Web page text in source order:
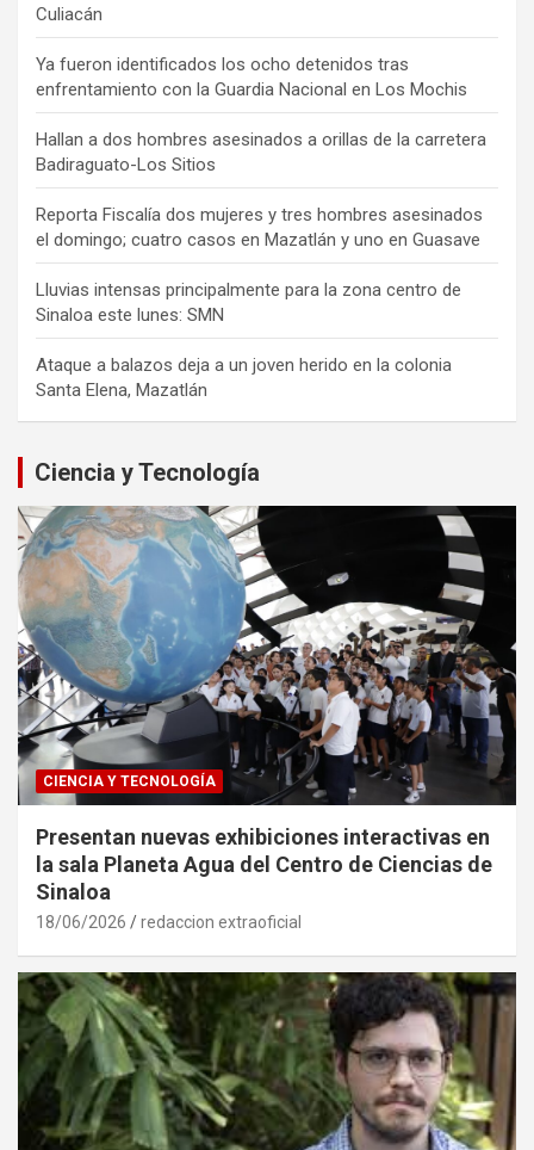
Culiacán
Ya fueron identificados los ocho detenidos tras
enfrentamiento con la Guardia Nacional en Los Mochis
Hallan a dos hombres asesinados a orillas de la carretera
Badiraguato-Los Sitios
Reporta Fiscalía dos mujeres y tres hombres asesinados
el domingo; cuatro casos en Mazatlán y uno en Guasave
Lluvias intensas principalmente para la zona centro de
Sinaloa este lunes: SMN
Ataque a balazos deja a un joven herido en la colonia
Santa Elena, Mazatlán
Ciencia y Tecnología
CIENCIA Y TECNOLOGÍA
Presentan nuevas exhibiciones interactivas en
la sala Planeta Agua del Centro de Ciencias de
Sinaloa
18/06/2026 redaccion extraoficial